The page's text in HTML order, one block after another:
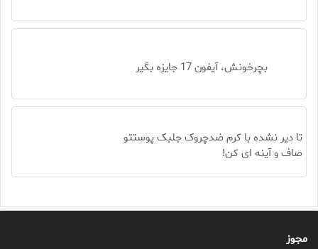
بچرخونش، آیفون 17 جایزه بگیر
تا دیر نشده با کرم ضدچروک جلبک پوستتو
صاف و آینه ای کن!
مجوز